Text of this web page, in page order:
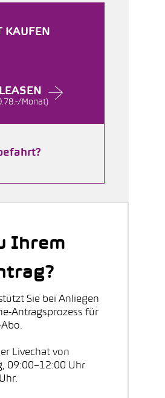
KAUFEN
Monat)
Ihrem
Sie bei Anliegen
Antragsprozess für
Livechat von
09:00–12:00 Uhr